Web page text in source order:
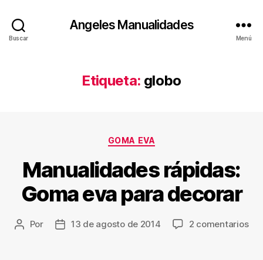
Buscar
Angeles Manualidades
Menú
Etiqueta: globo
Categorías
GOMA EVA
Manualidades rápidas:
Goma eva para decorar
Autor
Por
Fecha13 de agosto de 2014 2 comentariosen